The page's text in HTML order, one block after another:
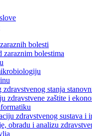
bolesti
zaraznim bolestima
stanja
zdravstvene zaštite i
zdravstvenog sustava i
obradu i analizu